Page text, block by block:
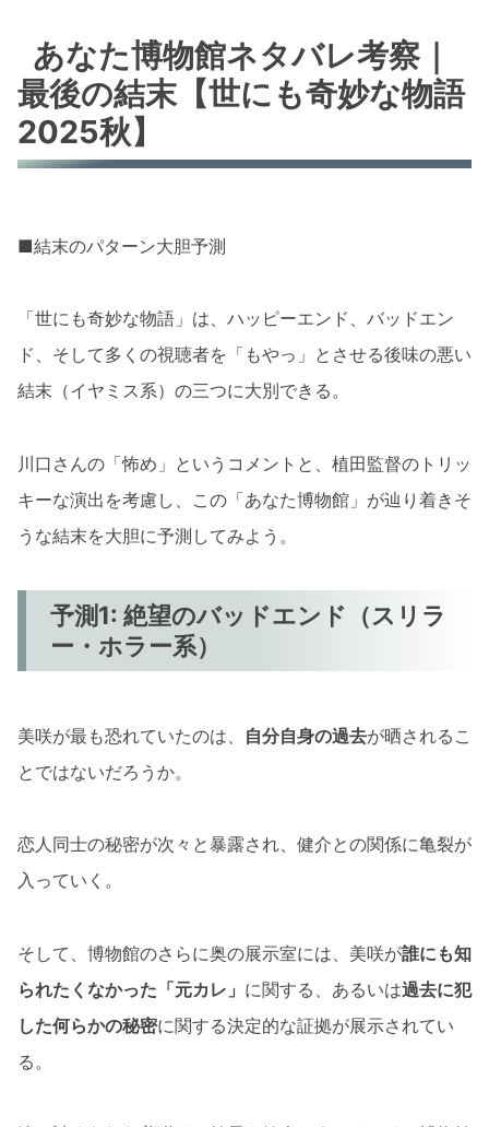
あなた博物館ネタバレ考察｜
最後の結末【世にも奇妙な物語
2025秋】
■結末のパターン大胆予測
「世にも奇妙な物語」は、ハッピーエンド、バッドエン
ド、そして多くの視聴者を「もやっ」とさせる後味の悪い
結末（イヤミス系）の三つに大別できる。
川口さんの「怖め」というコメントと、植田監督のトリッ
キーな演出を考慮し、この「あなた博物館」が辿り着きそ
うな結末を大胆に予測してみよう。
予測1: 絶望のバッドエンド（スリラ
ー・ホラー系）
美咲が最も恐れていたのは、 自分自身の過去が晒されるこ
とではないだろうか。
恋人同士の秘密が次々と暴露され、健介との関係に亀裂が
入っていく。
そして、博物館のさらに奥の展示室には、美咲が誰にも知
られたくなかった「元カレ」 に関する、あるいは過去に犯
した何らかの秘密に関する決定的な証拠が展示されてい
る。